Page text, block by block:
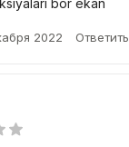
bor ekan
2022 Ответить